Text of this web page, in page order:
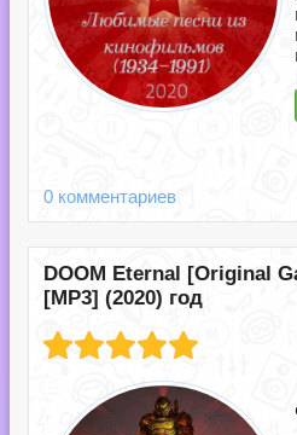
0 комментариев
DOOM Eternal [Original
[MP3] (2020) год